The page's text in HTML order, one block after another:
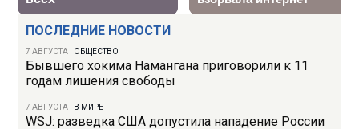
ПОСЛЕДНИЕ НОВОСТИ
7 АВГУСТА ОБЩЕСТВО
Бывшего хокима Намангана приговорили к 11
годам лишения свободы
7 АВГУСТА В МИРЕ
WSJ: разведка США допустила нападение России